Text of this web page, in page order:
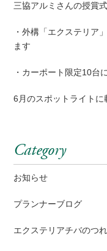
三協アルミさんの授賞
・外構「エクステリア
ます
・カーポート限定10台
6月のスポットライトに
Category
お知らせ
プランナーブログ
エクステリアチバのつ